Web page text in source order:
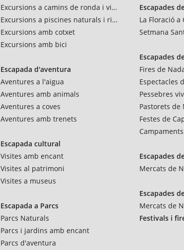
Excursions a camins de ronda i vies verdes
Excursions a piscines naturals i rius
Excursions amb cotxet
Excursions amb bici
Escapada d'aventura
Aventures a l'aigua
Aventures amb animals
Aventures a coves
Aventures amb trenets
Escapada cultural
Visites amb encant
Visites al patrimoni
Visites a museus
Escapada a Parcs
Parcs Naturals
Parcs i jardins amb encant
Parcs d'aventura
Escapades
La Floració a
Setmana
Escapades
Fires de
Espectacles
Pessebres
Pastorets de
Festes de
Escapades
Mercats de
Escapades
Mercats de
Festivals i